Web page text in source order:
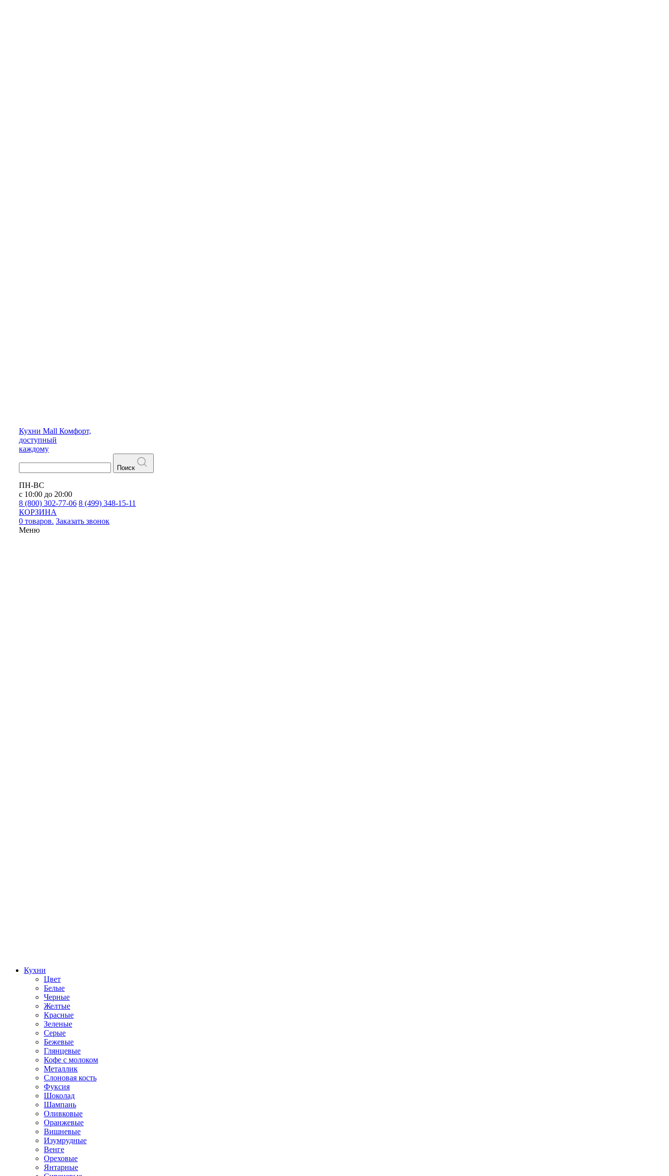
Кухни Mall Комфорт,
доступный
каждому
Поиск
ПН-ВС
с 10:00 до 20:00
8 (800) 302-77-06 8 (499) 348-15-11
КОРЗИНА
0 товаров. Заказать звонок
Меню
Кухни
Цвет
Белые
Черные
Желтые
Красные
Зеленые
Серые
Бежевые
Глянцевые
Кофе с молоком
Металлик
Слоновая кость
Фуксия
Шоколад
Шампань
Оливковые
Оранжевые
Вишневые
Изумрудные
Венге
Ореховые
Янтарные